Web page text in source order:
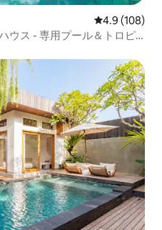
レビュー108
4.9 (108)
ウス - 専用プール＆トロピ